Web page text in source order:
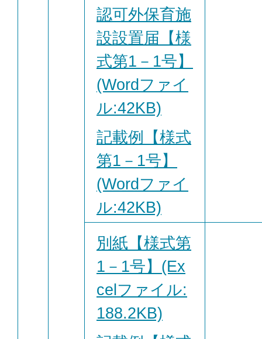
認可外保育施
設設置届【様
式第1－1号】
(Wordファイ
ル:42KB)
記載例【様式
第1－1号】
(Wordファイ
ル:42KB)
別紙【様式第
1－1号】(Ex
celファイル:
188.2KB)